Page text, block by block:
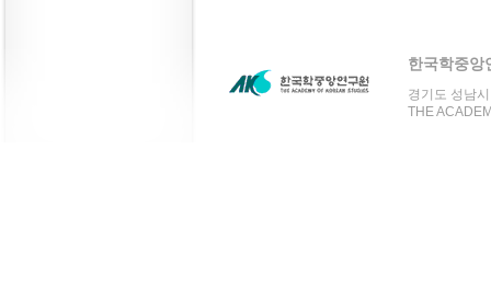
한국학중앙
경기도 성남
THE